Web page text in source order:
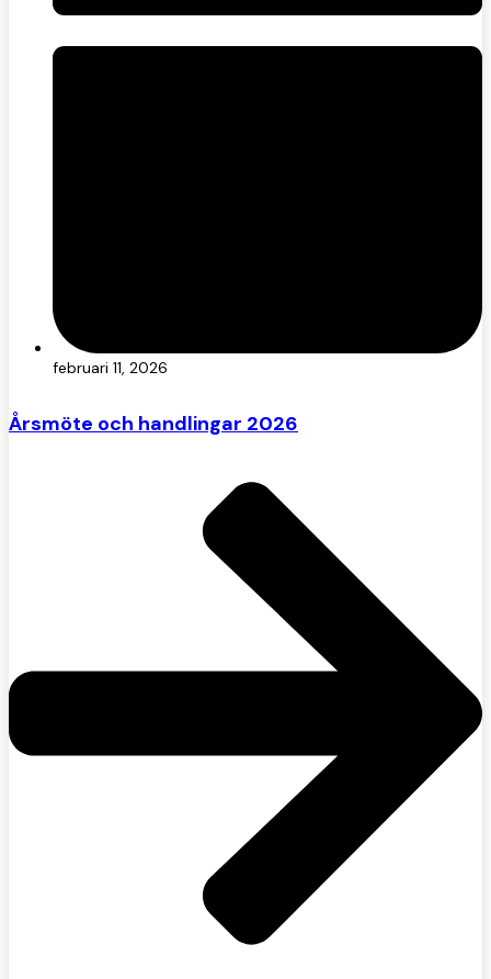
februari 11, 2026
Årsmöte och handlingar 2026